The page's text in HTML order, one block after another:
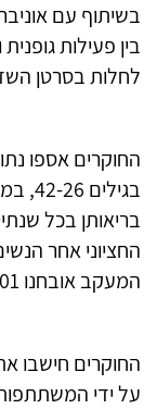
בשיתוף עם
בין פעילות
לחלות בסרטן
המעקב אובחנו 101 מקרי סרטן שד.
החוקרים חישבו